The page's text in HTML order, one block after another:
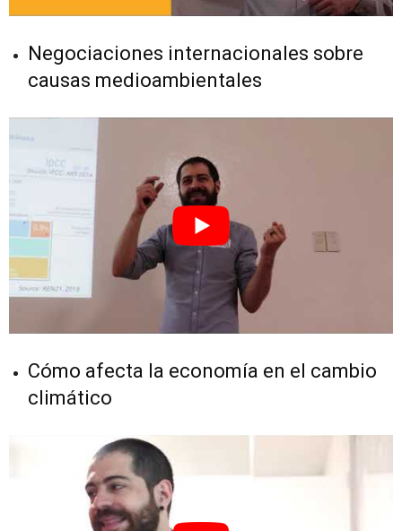
Negociaciones internacionales sobre
causas medioambientales
Cómo afecta la economía en el cambio
climático